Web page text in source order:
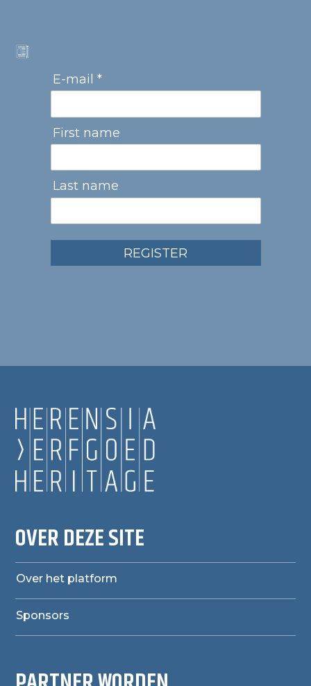
E-mail *
First name
Last name
REGISTER
OVER DEZE SITE
Over het platform
Sponsors